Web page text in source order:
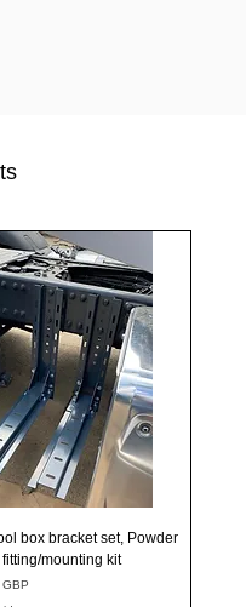
box bracket set, Powder
mounting kit